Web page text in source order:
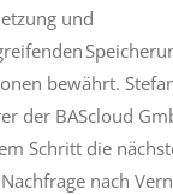
und
bewährt.
der BAScloud
Schritt die
nach